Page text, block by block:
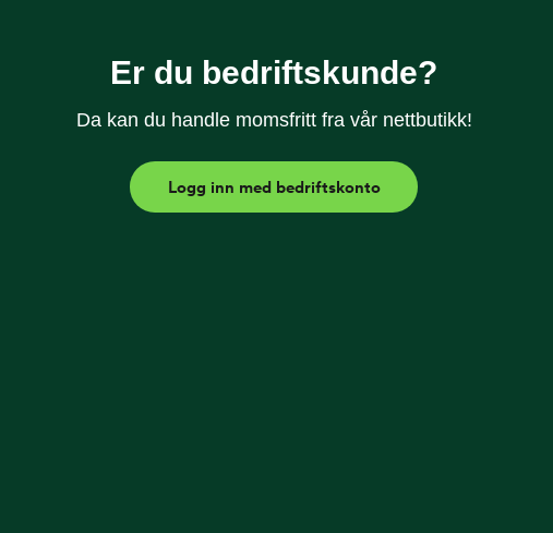
Er du bedriftskunde?
Da kan du handle momsfritt fra vår nettbutikk!
Logg inn med bedriftskonto